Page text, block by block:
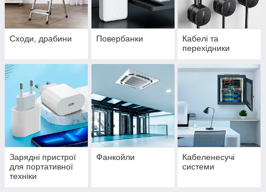
Сходи, драбини Повербанки
Кабелі та
перехідники
Зарядні пристрої
для портативної
техніки
Фанкойли
Кабеленесучі
системи